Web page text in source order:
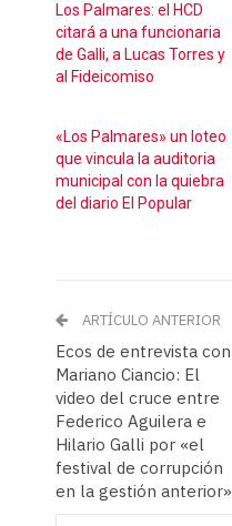
Los Palmares: el HCD
citará a una funcionaria
de Galli, a Lucas Torres y
al Fideicomiso
«Los Palmares» un loteo
que vincula la auditoria
municipal con la quiebra
del diario El Popular
ARTÍCULO ANTERIOR
Ecos de entrevista con
Mariano Ciancio: El
video del cruce entre
Federico Aguilera e
Hilario Galli por «el
festival de corrupción
en la gestión anterior»